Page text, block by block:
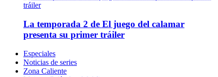
La temporada 2 de El juego del calamar
presenta su primer tráiler
Especiales
Noticias de series
Zona Caliente